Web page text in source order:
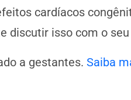
cardíacos
discutir isso com o
a gestantes. Saiba